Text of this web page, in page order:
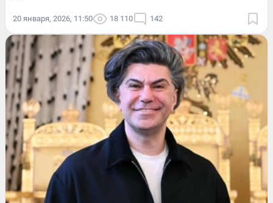
20 января, 2026, 11:50 18 110 142